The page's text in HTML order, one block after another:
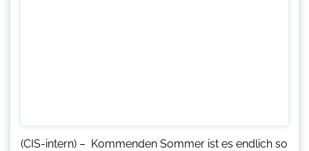
(CIS-intern) – Kommenden Sommer ist es endlich so